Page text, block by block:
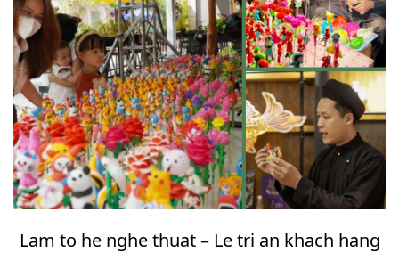
Lam to he nghe thuat – Le tri an khach hang